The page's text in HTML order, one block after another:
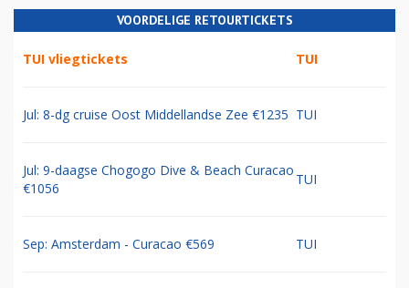
VOORDELIGE RETOURTICKETS
TUI vliegtickets TUI
Jul: 8-dg cruise Oost Middellandse Zee €1235 TUI
Jul: 9-daagse Chogogo Dive & Beach Curacao
€1056
TUI
Sep: Amsterdam - Curacao €569 TUI